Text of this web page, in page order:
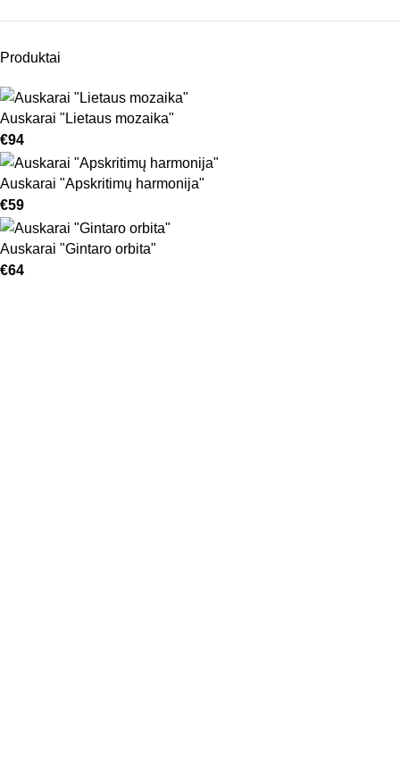
Produktai
Auskarai "Lietaus mozaika"
€94
Auskarai "Apskritimų harmonija"
€59
Auskarai "Gintaro orbita"
€64